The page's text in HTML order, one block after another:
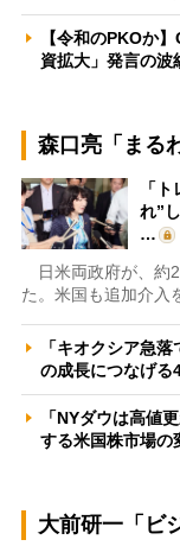
【令和のPKOか
資拡大」発言の
森口亮「まる
「
れ”
…
日米両政府が、約
た。米国も追加介入
「キオクシア急
の成長につなげ
「NYダウは高値
する米国株市場
大前研一「ビ